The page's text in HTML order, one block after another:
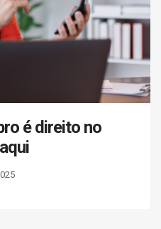
é direito no